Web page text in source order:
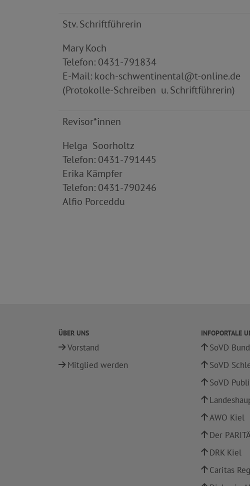
Stv. Schriftführerin
Mary Koch
Telefon: 0431-791834
E-Mail: koch-schwentinental@t-online.de
(Protokolle-Schreiben u. Schriftführerin)
Revisor*innen
Helga Soorholtz
Telefon: 0431-791445
Erika Kämpfer
Telefon: 0431-790246
Alfio Porceddu
ÜBER UNS
Vorstand
Mitglied werden
INFOPORTALE
SoVD
SoVD
SoVD
AWO Kiel
Der
DRK Kiel
Caritas